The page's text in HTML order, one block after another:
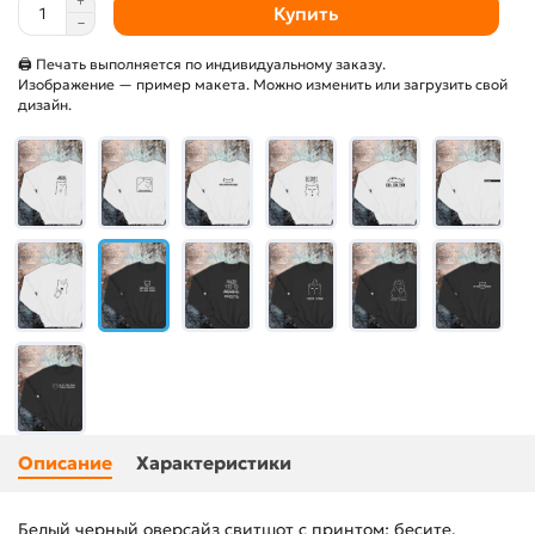
Купить
🖨 Печать выполняется по индивидуальному заказу.
Изображение — пример макета. Можно изменить или загрузить свой
дизайн.
Описание Характеристики
Белый черный оверсайз свитшот с принтом: бесите,